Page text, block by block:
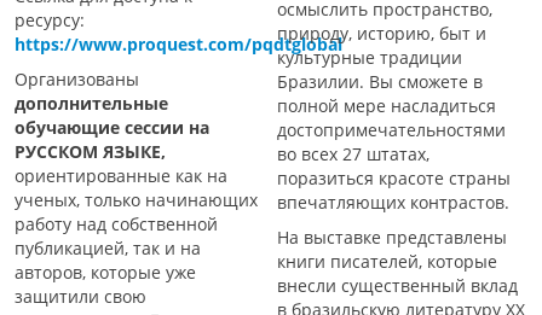
ресурсу:
https://www.proquest.com/pqdtglobal
Организованы
дополнительные
обучающие сессии на
РУССКОМ ЯЗЫКЕ,
ориентированные как на
ученых, только начинающих
работу над собственной
публикацией, так и на
авторов, которые уже
защитили свою
осмыслить пространство,
природу, историю, быт и
культурные традиции
Бразилии. Вы сможете в
полной мере насладиться
достопримечательностями
во всех 27 штатах,
поразиться красоте страны
впечатляющих контрастов.
На выставке представлены
книги писателей, которые
внесли существенный вклад
в бразильскую литературу XX